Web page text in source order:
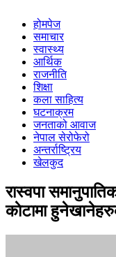
होमपेज
समाचार
स्वास्थ्य
आर्थिक
राजनीति
शिक्षा
कला साहित्य
घटनाक्रम
जनताको आवाज
नेपाल सेरोफेरो
अन्तर्राष्ट्रिय
खेलकुद
रास्वपा
काेटामा